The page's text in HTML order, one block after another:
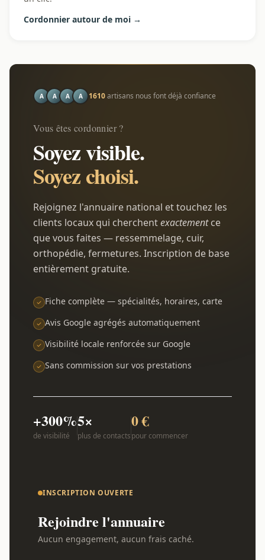
Cordonnier autour de moi →
A A A A 1610artisans nous font déjà confiance
Vous êtes cordonnier ?
Soyez visible.
Soyez choisi.
Rejoignez l'annuaire national et touchez les
clients locaux qui cherchentexactementce
que vous faites — ressemmelage, cuir,
orthopédie, fermetures. Inscription de base
entièrement gratuite.
Fiche complète — spécialités, horaires, carte
Avis Google agrégés automatiquement
Visibilité locale renforcée sur Google
Sans commission sur vos prestations
+300%
de visibilité
5×
plus de contacts
0 €
pour commencer
INSCRIPTION OUVERTE
Rejoindre l'annuaire
Aucun engagement, aucun frais caché.